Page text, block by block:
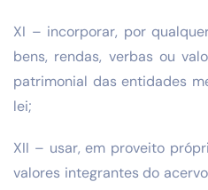
XI – incorporar, por
bens, rendas, verbas ou
patrimonial das entidades
lei;
XII – usar, em proveito
valores integrantes do